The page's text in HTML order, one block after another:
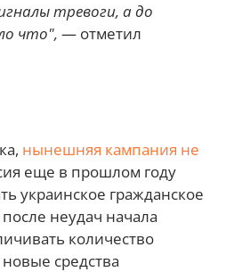
тревоги, а до
что", — отметил
нынешняя кампания не
еще в прошлом году
украинское гражданское
неудач начала
количество
средства